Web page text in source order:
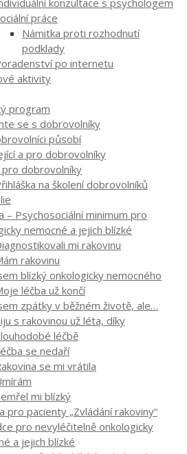
práce
Námitka proti rozhodnutí
podklady
po internetu
aktivity
program
se s dobrovolníky
působí
a pro dobrovolníky
pro dobrovolníky
na školení dobrovolníků
– Psychosociální minimum pro
nemocné a jejich blízké
mi rakovinu
rakovinu
blízký onkologicky nemocného
léčba už končí
zpátky v běžném životě, ale…
s rakovinou už léta, díky
léčbě
se nedaří
se mi vrátila
mi blízký
pro pacienty „Zvládání rakoviny“
pro nevyléčitelně onkologicky
a jejich blízké